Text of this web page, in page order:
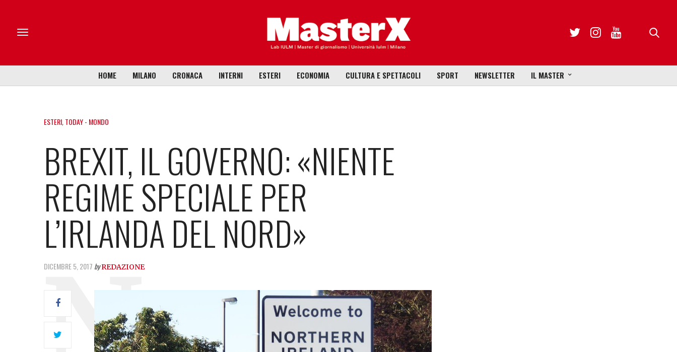
HOME MILANO CRONACA INTERNI ESTERI ECONOMIA CULTURA E SPETTACOLI SPORT NEWSLETTER IL MASTER
ESTERI,TODAY - MONDO
BREXIT, IL GOVERNO: «NIENTE
REGIME SPECIALE PER
L’IRLANDA DEL NORD»
DICEMBRE 5, 2017 by REDAZIONE